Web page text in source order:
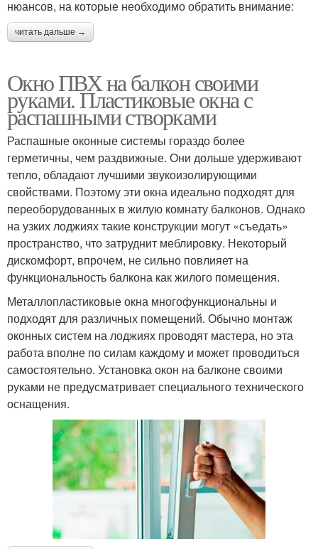
нюансов, на которые необходимо обратить внимание:
читать дальше →
Окно ПВХ на балкон своими
руками. Пластиковые окна с
распашными створками
Распашные оконные системы гораздо более
герметичны, чем раздвижные. Они дольше удерживают
тепло, обладают лучшими звукоизолирующими
свойствами. Поэтому эти окна идеально подходят для
переоборудованных в жилую комнату балконов. Однако
на узких лоджиях такие конструкции могут «съедать»
пространство, что затруднит меблировку. Некоторый
дискомфорт, впрочем, не сильно повлияет на
функциональность балкона как жилого помещения.
Металлопластиковые окна многофункциональны и
подходят для различных помещений. Обычно монтаж
оконных систем на лоджиях проводят мастера, но эта
работа вполне по силам каждому и может проводиться
самостоятельно. Установка окон на балконе своими
руками не предусматривает специального технического
оснащения.